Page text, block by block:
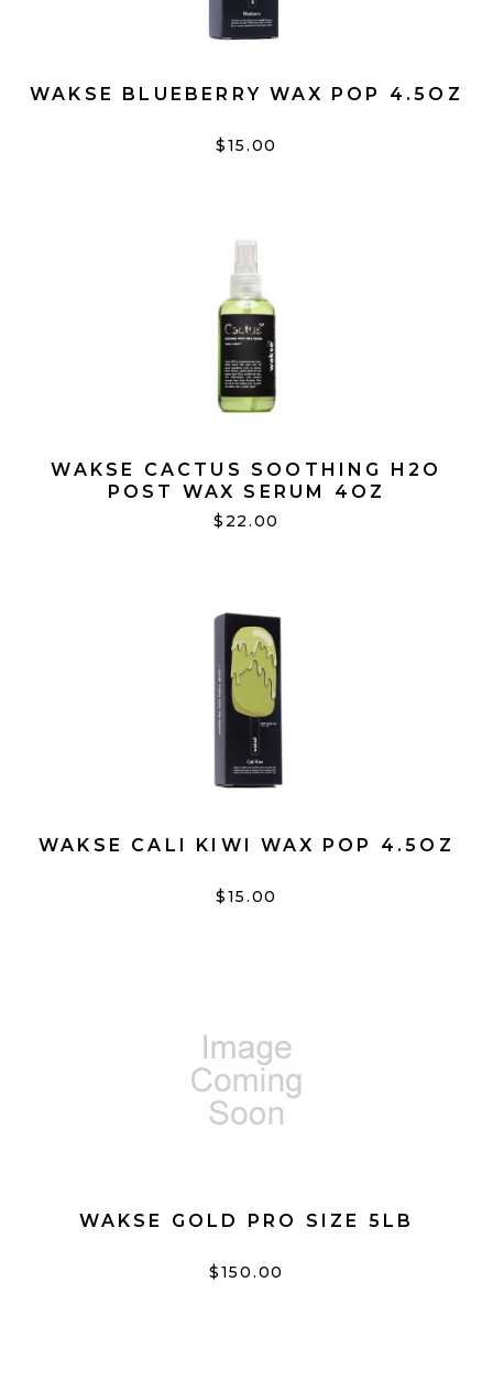
WAKSE BLUEBERRY WAX POP 4.5OZ
$15.00
WAKSE CACTUS SOOTHING H2O
POST WAX SERUM 4OZ
$22.00
WAKSE CALI KIWI WAX POP 4.5OZ
$15.00
WAKSE GOLD PRO SIZE 5LB
$150.00